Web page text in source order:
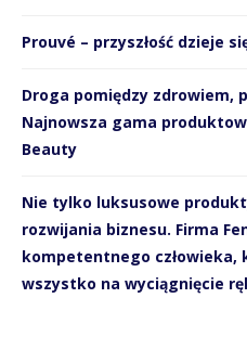
Prouvé – przyszłość dzieje
Droga pomiędzy zdrowiem,
Najnowsza gama
Beauty
Nie tylko luksusowe
rozwijania biznesu. Firma
kompetentnego człowieka,
wszystko na wyciągnięcie